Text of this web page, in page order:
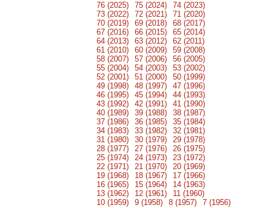
76 (2025) 75 (2024)
74 (2023)
73 (2022)
72 (2021)
71 (2020)
70 (2019)
69 (2018)
68 (2017)
67 (2016)
66 (2015)
65 (2014)
64 (2013)
63 (2012)
62 (2011)
61 (2010)
60 (2009)
59 (2008)
58 (2007)
57 (2006)
56 (2005)
55 (2004)
54 (2003)
53 (2002)
52 (2001)
51 (2000)
50 (1999)
49 (1998)
48 (1997)
47 (1996)
46 (1995)
45 (1994)
44 (1993)
43 (1992)
42 (1991)
41 (1990)
40 (1989)
39 (1988)
38 (1987)
37 (1986)
36 (1985)
35 (1984)
34 (1983)
33 (1982)
32 (1981)
31 (1980)
30 (1979)
29 (1978)
28 (1977)
27 (1976)
26 (1975)
25 (1974)
24 (1973)
23 (1972)
22 (1971)
21 (1970)
20 (1969)
19 (1968)
18 (1967)
17 (1966)
16 (1965)
15 (1964)
14 (1963)
13 (1962)
12 (1961)
11 (1960)
10 (1959)
9 (1958) 8 (1957)
7 (1956)